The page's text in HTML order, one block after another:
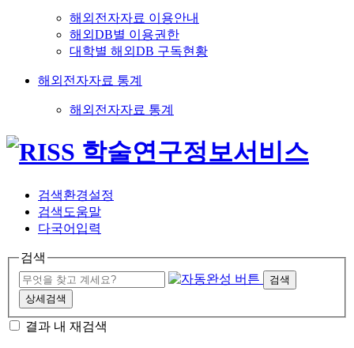
해외전자자료 이용안내
해외DB별 이용권한
대학별 해외DB 구독현황
해외전자자료 통계
해외전자자료 통계
검색환경설정
검색도움말
다국어입력
검색
검색
상세검색
결과 내 재검색